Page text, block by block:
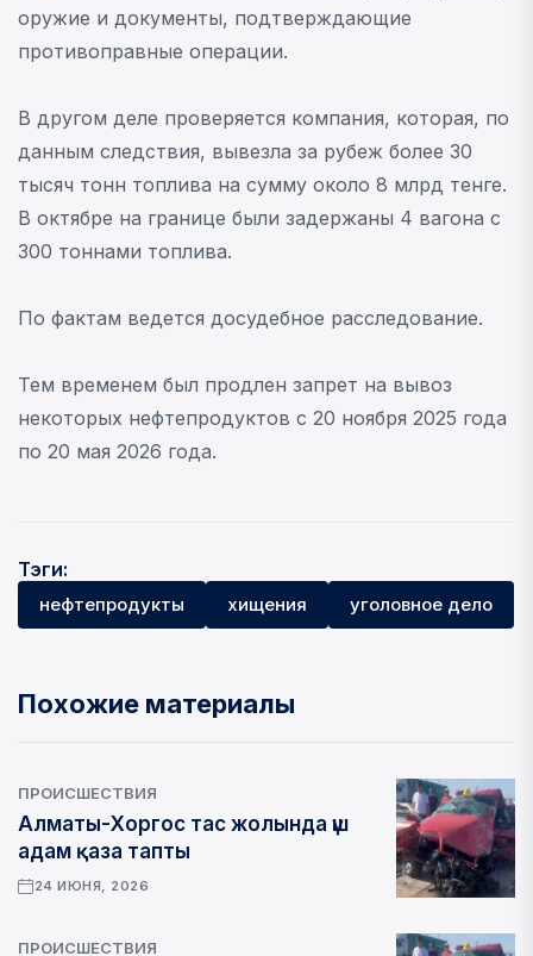
оружие и документы, подтверждающие
противоправные операции.
В другом деле проверяется компания, которая, по
данным следствия, вывезла за рубеж более 30
тысяч тонн топлива на сумму около 8 млрд тенге.
В октябре на границе были задержаны 4 вагона с
300 тоннами топлива.
По фактам ведется досудебное расследование.
Тем временем был продлен запрет на вывоз
некоторых нефтепродуктов с 20 ноября 2025 года
по 20 мая 2026 года.
Тэги:
нефтепродукты хищения уголовное дело
Похожие материалы
ПРОИСШЕСТВИЯ
Алматы-Хоргос тас жолында үш
адам қаза тапты
24 ИЮНЯ, 2026
ПРОИСШЕСТВИЯ